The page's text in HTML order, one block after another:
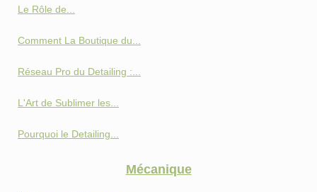
Le Rôle de...
Comment La Boutique du...
Réseau Pro du Detailing :...
L'Art de Sublimer les...
Pourquoi le Detailing...
Mécanique